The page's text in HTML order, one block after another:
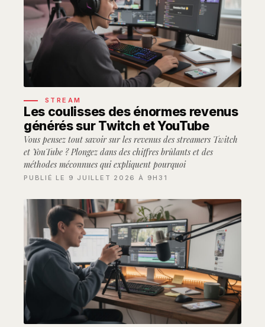
STREAM
Les coulisses des énormes revenus
générés sur Twitch et YouTube
Vous pensez tout savoir sur les revenus des streamers Twitch
et YouTube ? Plongez dans des chiffres brûlants et des
méthodes méconnues qui expliquent pourquoi
PUBLIÉ LE 9 JUILLET 2026 À 9H31